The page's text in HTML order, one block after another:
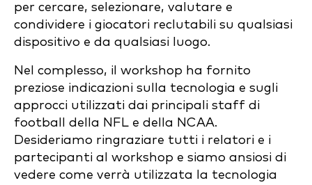
per cercare, selezionare, valutare e
condividere i giocatori reclutabili su qualsiasi
dispositivo e da qualsiasi luogo.
Nel complesso, il workshop ha fornito
preziose indicazioni sulla tecnologia e sugli
approcci utilizzati dai principali staff di
football della NFL e della NCAA.
Desideriamo ringraziare tutti i relatori e i
partecipanti al workshop e siamo ansiosi di
vedere come verrà utilizzata la tecnologia